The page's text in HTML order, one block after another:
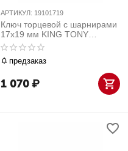
АРТИКУЛ: 19101719
Ключ торцевой с шарнирами
17x19 мм KING TONY
19101719
предзаказ
1 070₽